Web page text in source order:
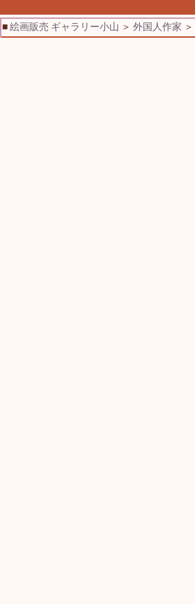
■絵画販売 ギャラリー小山 ＞ 外国人作家 ＞